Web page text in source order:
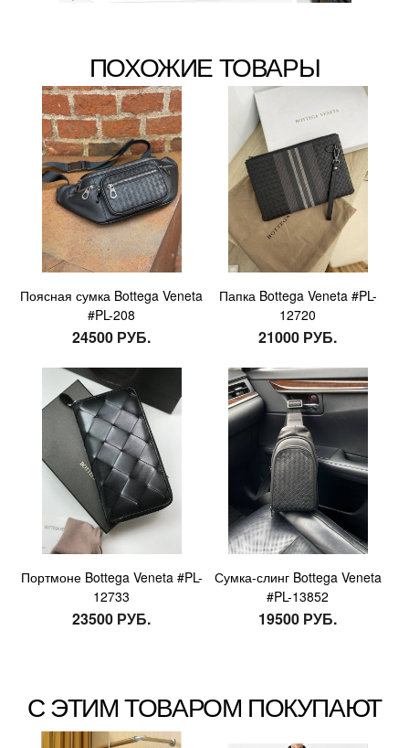
ПОХОЖИЕ ТОВАРЫ
Поясная сумка Bottega Veneta
#PL-208
24500 РУБ.
Папка Bottega Veneta #PL-
12720
21000 РУБ.
Портмоне Bottega Veneta #PL-
12733
23500 РУБ.
Сумка-слинг Bottega Veneta
#PL-13852
19500 РУБ.
С ЭТИМ ТОВАРОМ ПОКУПАЮТ